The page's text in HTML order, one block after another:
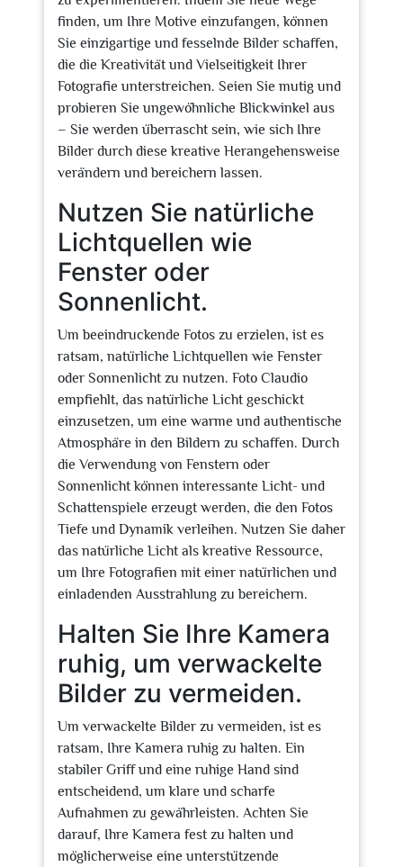
finden, um Ihre Motive einzufangen, können
Sie einzigartige und fesselnde Bilder schaffen,
die die Kreativität und Vielseitigkeit Ihrer
Fotografie unterstreichen. Seien Sie mutig und
probieren Sie ungewöhnliche Blickwinkel aus
– Sie werden überrascht sein, wie sich Ihre
Bilder durch diese kreative Herangehensweise
verändern und bereichern lassen.
Nutzen Sie natürliche
Lichtquellen wie
Fenster oder
Sonnenlicht.
Um beeindruckende Fotos zu erzielen, ist es
ratsam, natürliche Lichtquellen wie Fenster
oder Sonnenlicht zu nutzen. Foto Claudio
empfiehlt, das natürliche Licht geschickt
einzusetzen, um eine warme und authentische
Atmosphäre in den Bildern zu schaffen. Durch
die Verwendung von Fenstern oder
Sonnenlicht können interessante Licht- und
Schattenspiele erzeugt werden, die den Fotos
Tiefe und Dynamik verleihen. Nutzen Sie daher
das natürliche Licht als kreative Ressource,
um Ihre Fotografien mit einer natürlichen und
einladenden Ausstrahlung zu bereichern.
Halten Sie Ihre Kamera
ruhig, um verwackelte
Bilder zu vermeiden.
Um verwackelte Bilder zu vermeiden, ist es
ratsam, Ihre Kamera ruhig zu halten. Ein
stabiler Griff und eine ruhige Hand sind
entscheidend, um klare und scharfe
Aufnahmen zu gewährleisten. Achten Sie
darauf, Ihre Kamera fest zu halten und
möglicherweise eine unterstützende